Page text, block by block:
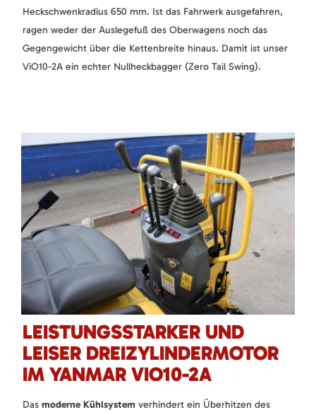
Heckschwenkradius 650 mm. Ist das Fahrwerk ausgefahren,
ragen weder der Auslegefuß des Oberwagens noch das
Gegengewicht über die Kettenbreite hinaus. Damit ist unser
ViO10-2A ein echter Nullheckbagger (Zero Tail Swing).
LEISTUNGSSTARKER UND
LEISER DREIZYLINDERMOTOR
IM YANMAR VIO10-2A
Das moderne Kühlsystem verhindert ein Überhitzen des